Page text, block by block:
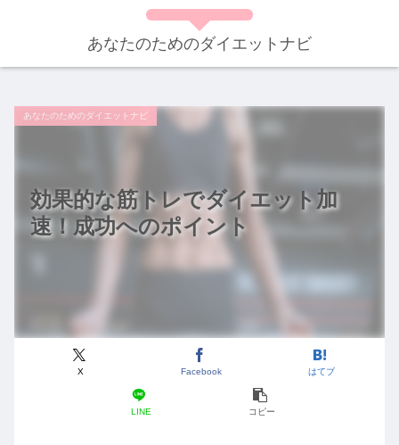
あなたのためのダイエットナビ
効果的な筋トレでダイエット加
速！成功へのポイント
あなたのためのダイエットナビ
X Facebook はてブ
LINE コピー